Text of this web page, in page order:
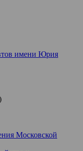
имени Юрия
Московской